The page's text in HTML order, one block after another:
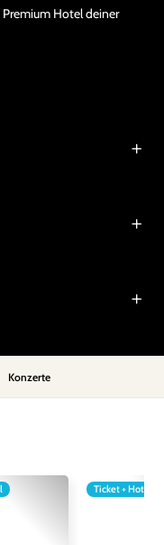
Hotel deiner
Konzerte
Ticket + Hotel